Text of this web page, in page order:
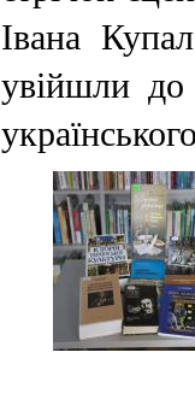
Івана
увійшли до